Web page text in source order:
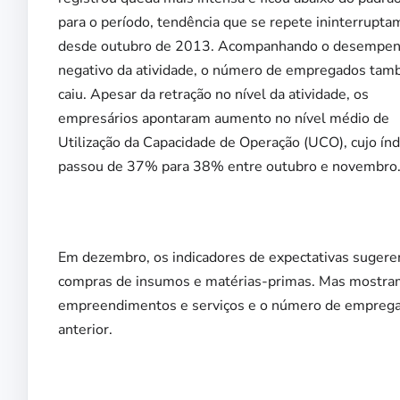
para o período, tendência que se repete
desde outubro de 2013. Acompanhando o
negativo da atividade, o número de empregados
caiu. Apesar da retração no nível da atividade, os
empresários apontaram aumento no nível médio de
Utilização da Capacidade de Operação (UCO), cujo
passou de 37% para 38% entre outubro e novembro.
Em dezembro, os indicadores de expectativas
compras de insumos e matérias-primas. Mas
empreendimentos e serviços e o número de
anterior.